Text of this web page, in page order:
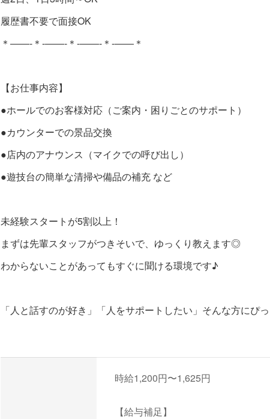
履歴書不要で面接OK
＊――-＊-――-＊-――-＊-――＊
【お仕事内容】
●ホールでのお客様対応（ご案内・困りごとのサポート）
●カウンターでの景品交換
●店内のアナウンス（マイクでの呼び出し）
●遊技台の簡単な清掃や備品の補充 など
未経験スタートが5割以上！
まずは先輩スタッフがつきそいで、ゆっくり教えます◎
わからないことがあってもすぐに聞ける環境です♪
「人と話すのが好き」「人をサポートしたい」そんな方にぴ
時給1,200円〜1,625円
【給与補足】